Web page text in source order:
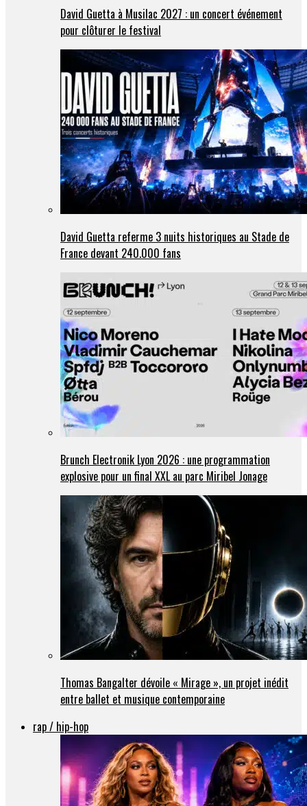
David Guetta à Musilac 2027 : un concert événement
pour clôturer le festival
David Guetta referme 3 nuits historiques au Stade de
France devant 240.000 fans
Brunch Electronik Lyon 2026 : une programmation
explosive pour un final XXL au parc Miribel Jonage
Thomas Bangalter dévoile « Mirage », un projet inédit
entre ballet et musique contemporaine
rap / hip-hop